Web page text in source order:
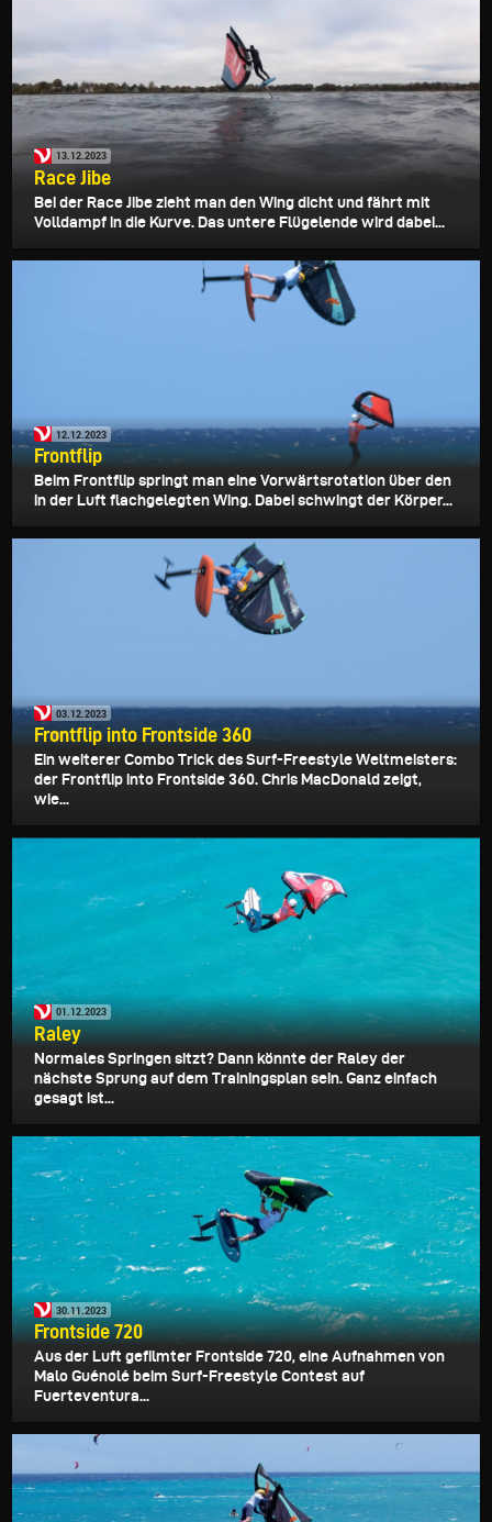
13.12.2023
Race Jibe
Bei der Race Jibe zieht man den Wing dicht und fährt mit
Volldampf in die Kurve. Das untere Flügelende wird dabei...
12.12.2023
Frontflip
Beim Frontflip springt man eine Vorwärtsrotation über den
in der Luft flachgelegten Wing. Dabei schwingt der Körper...
03.12.2023
Frontflip into Frontside 360
Ein weiterer Combo Trick des Surf-Freestyle Weltmeisters:
der Frontflip into Frontside 360. Chris MacDonald zeigt,
wie...
01.12.2023
Raley
Normales Springen sitzt? Dann könnte der Raley der
nächste Sprung auf dem Trainingsplan sein. Ganz einfach
gesagt ist...
30.11.2023
Frontside 720
Aus der Luft gefilmter Frontside 720, eine Aufnahmen von
Malo Guénolé beim Surf-Freestyle Contest auf
Fuerteventura...